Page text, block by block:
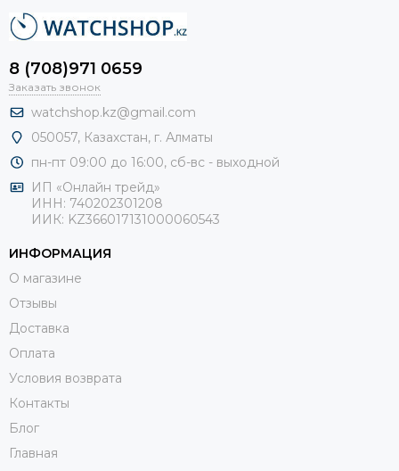
8 (708)971 0659
Заказать звонок
watchshop.kz@gmail.com
050057, Казахстан, г. Алматы
пн-пт 09:00 до 16:00, сб-вс - выходной
ИП «Онлайн трейд»
ИНН: 740202301208
ИИК: KZ366017131000060543
ИНФОРМАЦИЯ
О магазине
Отзывы
Доставка
Оплата
Условия возврата
Контакты
Блог
Главная